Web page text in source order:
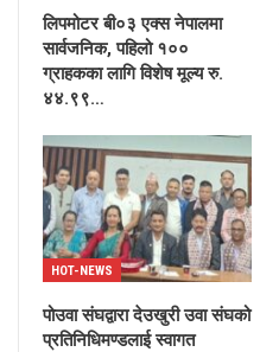
लिपमोटर बी०३ एक्स नेपालमा
सार्वजनिक, पहिलो १००
ग्राहकका लागि विशेष मूल्य रु.
४४.९९…
HOT-NEWS
पोउवा संघद्वारा देउखुरी उवा संघको
प्रतिनिधिमण्डलाई स्वागत